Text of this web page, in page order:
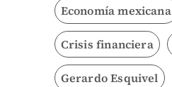
Economía mexicana
Crisis financiera
Gerardo Esquivel